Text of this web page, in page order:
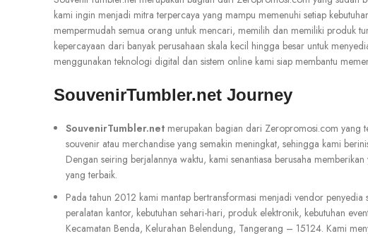
kami ingin menjadi mitra terpercaya yang mampu memenuhi setiap
mempermudah semua orang untuk mencari, memilih dan memiliki produk
kepercayaan dari banyak perusahaan skala kecil hingga besar untuk
menggunakan teknologi digital dan sistem online kami siap membantu
SouvenirTumbler.net Journey
SouvenirTumbler.net merupakan bagian dari Zeropromosi.com yang
souvenir atau merchandise yang semakin meningkat, sehingga kami
Dengan seiring berjalannya waktu, kami senantiasa berusaha
yang terbaik.
Pada tahun 2012 kami mantap bertransformasi menjadi vendor
peralatan kantor, kebutuhan sehari-hari, produk elektronik, kebutuhan
Kecamatan Benda, Kelurahan Belendung, Tangerang – 15124. Kami